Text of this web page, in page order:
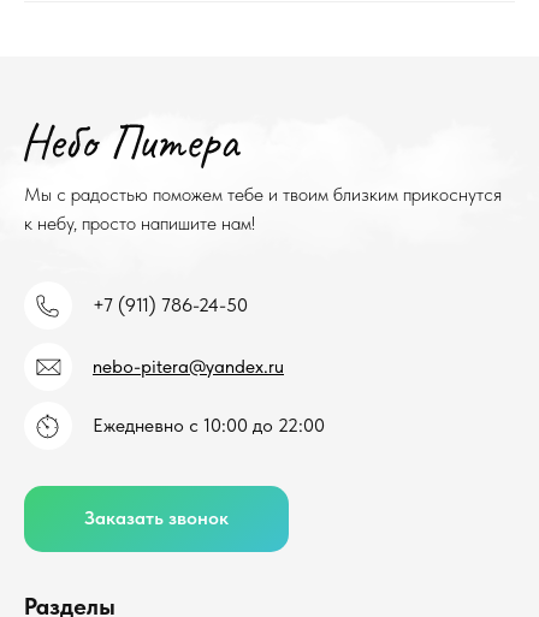
Разделы
Мы с радостью поможем тебе и твоим близким прикоснутся
к небу, просто напишите нам!
+7 (911) 786-24-50
nebo-pitera@yandex.ru
Ежедневно с 10:00 до 22:00
Заказать звонок